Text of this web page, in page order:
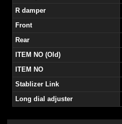
R damper
Front
Rear
ITEM NO (Old)
ITEM NO
Stablizer Link
Long dial adjuster